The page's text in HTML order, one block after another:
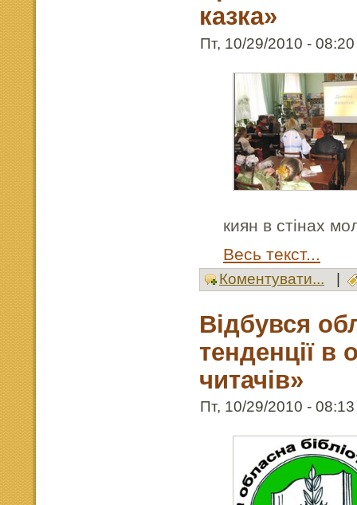
казка»
Пт, 10/29/2010 -
киян в стінах
Весь текст...
Коментувати... |
Відбувся
тенденції в
читачів»
Пт, 10/29/2010 -